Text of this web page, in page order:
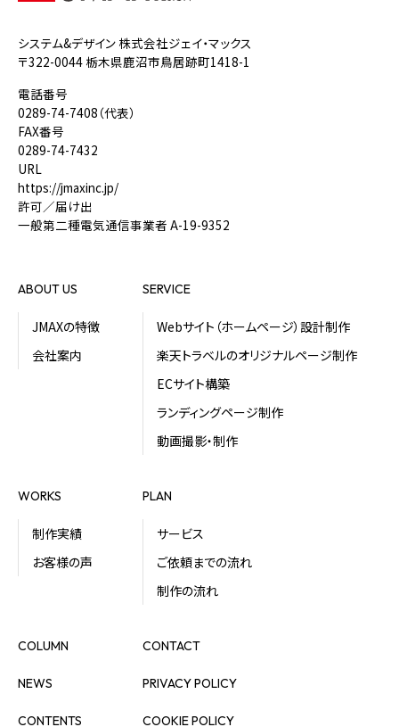
システム&デザイン 株式会社ジェイ・マックス
〒322-0044 栃木県鹿沼市鳥居跡町1418-1
電話番号
0289-74-7408 （代表）
FAX番号
0289-74-7432
URL
https://jmaxinc.jp/
許可／届け出
一般第二種電気通信事業者 A-19-9352
ABOUT US
JMAXの特徴
会社案内
SERVICE
Webサイト（ホームページ）設計制作
楽天トラベルのオリジナルページ制作
ECサイト構築
ランディングページ制作
動画撮影・制作
WORKS
制作実績
お客様の声
PLAN
サービス
ご依頼までの流れ
制作の流れ
COLUMN
NEWS
CONTENTS
CONTACT
PRIVACY POLICY
COOKIE POLICY